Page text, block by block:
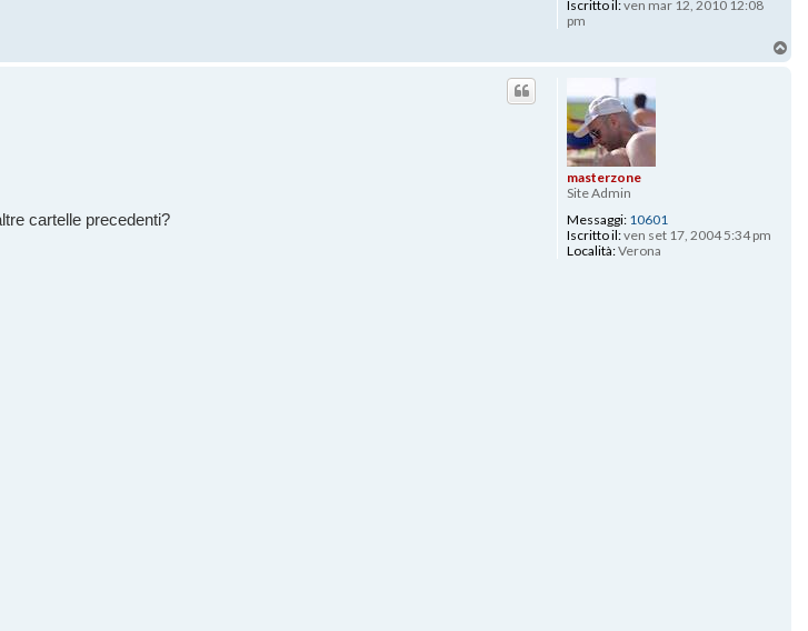
Iscritto il:ven mar 12, 2010 12:08
pm
masterzone
Site Admin
Messaggi: 10601
Iscritto il:ven set 17, 2004 5:34 pm
Località:Verona
cartelle precedenti?